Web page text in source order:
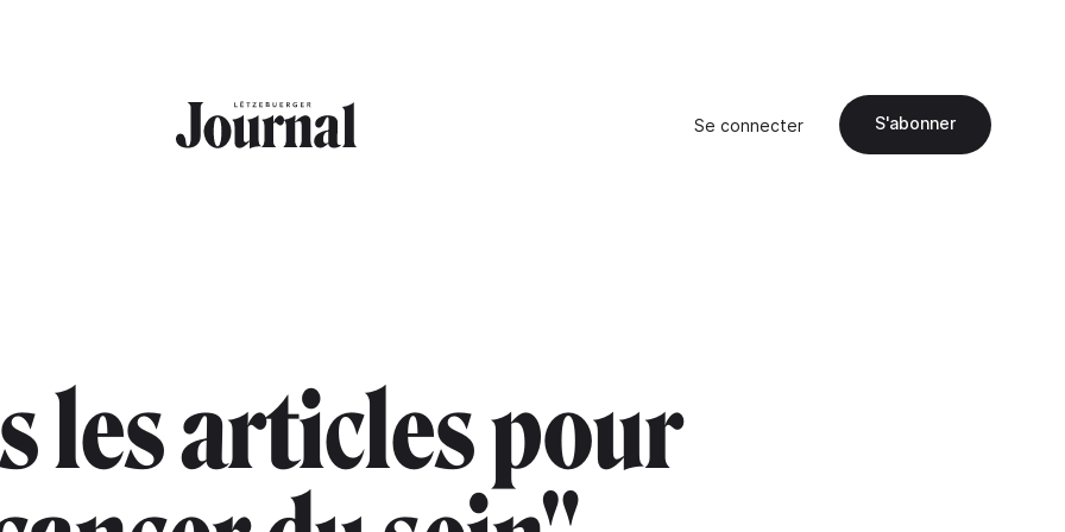
Se connecter S'abonner
les articles pour